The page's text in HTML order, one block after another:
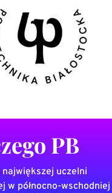
PB
uczelni
w północno-wschodniej